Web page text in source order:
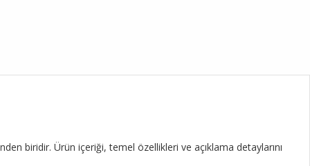
biridir. Ürün içeriği, temel özellikleri ve açıklama detaylarını